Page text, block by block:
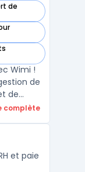
de
Wimi !
de
de
et
complète
et paie